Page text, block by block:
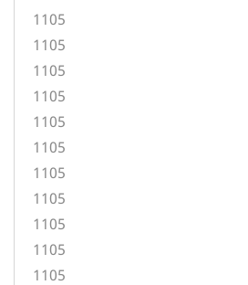
1105
1105
1105
1105
1105
1105
1105
1105
1105
1105
1105